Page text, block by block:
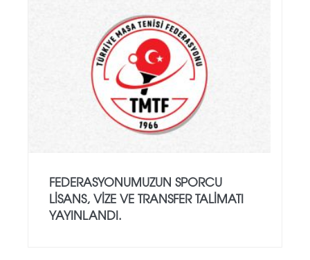
FEDERASYONUMUZUN SPORCU
LISANS, VIZE VE TRANSFER TALIMATI
YAYINLANDI.